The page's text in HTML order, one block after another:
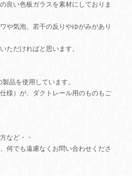
良い色板ガラスを素材にしておりま
や気泡、若干の反りやゆがみがあり
ただければと思います。
品を使用しています。
様）が、ダクトレール用のものもご
など・・
何でも遠慮なくお問い合わせくださ